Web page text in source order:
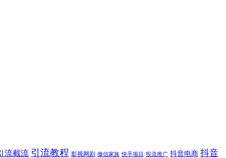
流截流 引流教程 影视网剧 微信家族 快手项目 投流推广 抖音电商 抖音